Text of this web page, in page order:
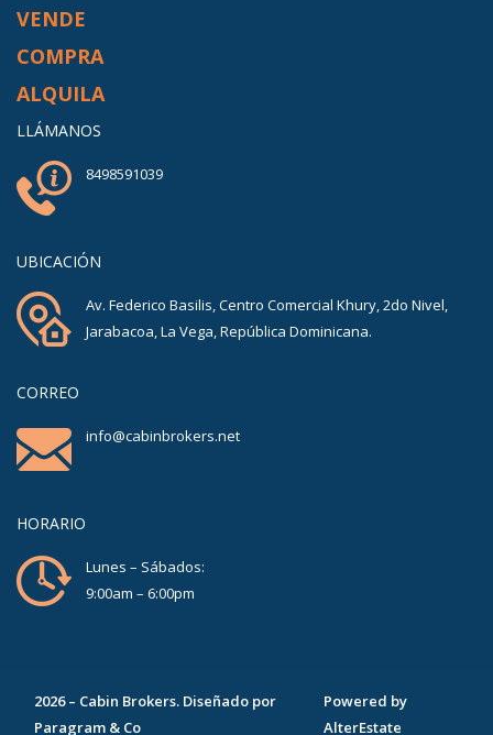
VENDE
COMPRA
ALQUILA
LLÁMANOS
8498591039
UBICACIÓN
Av. Federico Basilis, Centro Comercial Khury, 2do Nivel,
Jarabacoa, La Vega, República Dominicana.
CORREO
info@cabinbrokers.net
HORARIO
Lunes – Sábados:
9:00am – 6:00pm
2026– Cabin Brokers. Diseñado por
Paragram & Co
Powered by
AlterEstate